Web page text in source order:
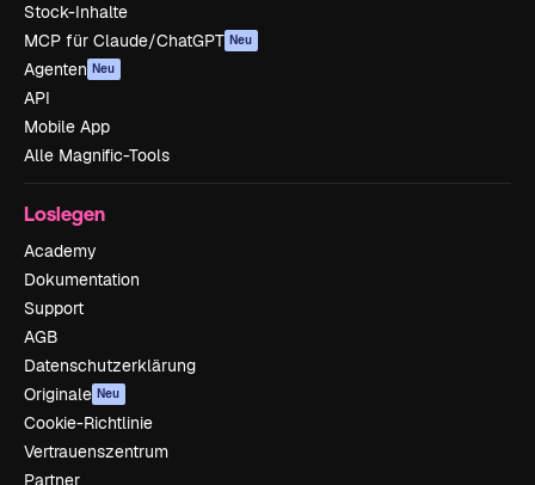
Stock-Inhalte
MCP für Claude/ChatGPT Neu
Agenten Neu
API
Mobile App
Alle Magnific-Tools
Loslegen
Academy
Dokumentation
Support
AGB
Datenschutzerklärung
Originale Neu
Cookie-Richtlinie
Vertrauenszentrum
Partner